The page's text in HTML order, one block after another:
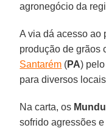
agronegócio da
A via dá acesso ao
produção de grãos
Santarém (PA)
para diversos
Na carta, os
sofrido agressões